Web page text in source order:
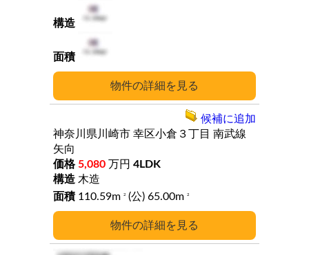
詳細
詳細
神奈川県川崎市 幸区小倉３丁目 南武線
矢向
5,080 万円 4LDK
木造
110.59m
2 (公) 65.00m 2
候補に追加